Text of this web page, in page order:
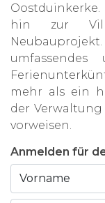
hin zur
mehr als ein
der Verwaltung
vorweisen.
Anmelden für